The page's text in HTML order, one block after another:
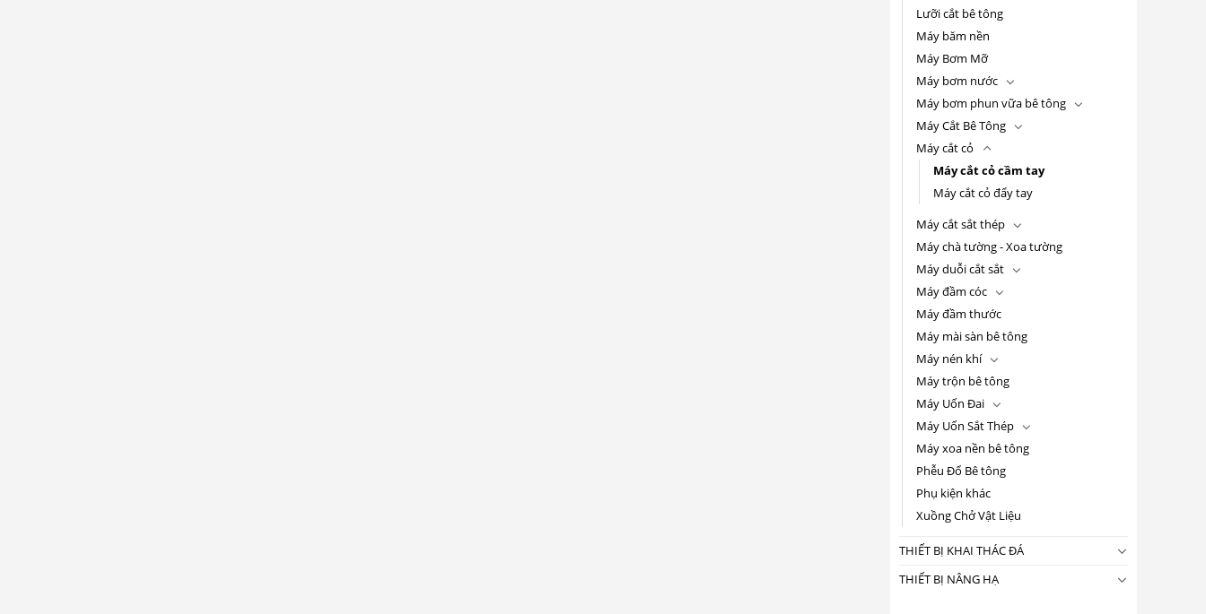
Lưỡi cắt bê tông
Máy băm nền
Máy Bơm Mỡ
Máy bơm nước
Máy bơm phun vữa bê tông
Máy Cắt Bê Tông
Máy cắt cỏ
Máy cắt cỏ cầm tay
Máy cắt cỏ đẩy tay
Máy cắt sắt thép
Máy chà tường - Xoa tường
Máy duỗi cắt sắt
Máy đầm cóc
Máy đầm thước
Máy mài sàn bê tông
Máy nén khí
Máy trộn bê tông
Máy Uốn Đai
Máy Uốn Sắt Thép
Máy xoa nền bê tông
Phễu Đổ Bê tông
Phụ kiện khác
Xuồng Chở Vật Liệu
THIẾT BỊ KHAI THÁC ĐÁ
THIẾT BỊ NÂNG HẠ